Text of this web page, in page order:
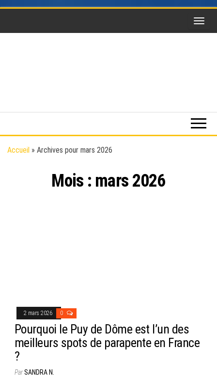
extrême,
Wingsuit
Accueil » Archives pour mars 2026
Mois : mars 2026
2 mars 2026 0
Pourquoi le Puy de Dôme est l’un des
meilleurs spots de parapente en France
?
ParSANDRA N.